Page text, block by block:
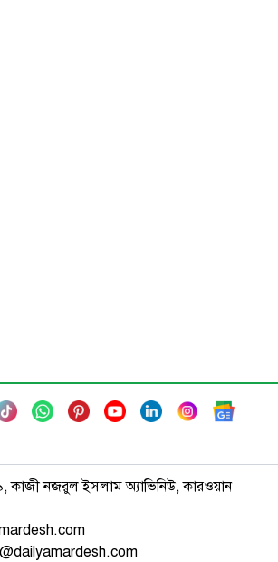
কাজী নজরুল ইসলাম অ্যাভিনিউ, কারওয়ান